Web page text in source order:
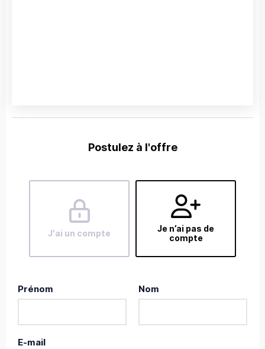
Postulez à l'offre
J'ai un compte
Je n’ai pas de
compte
Prénom Nom
E-mail